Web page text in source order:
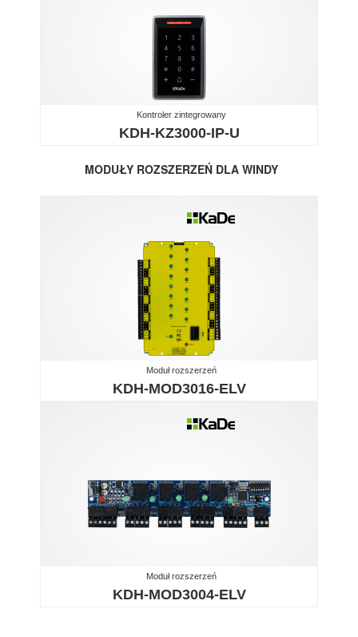
Kontroler zintegrowany
KDH-KZ3000-IP-U
MODUŁY ROZSZERZEŃ DLA WINDY
Moduł rozszerzeń
KDH-MOD3016-ELV
Moduł rozszerzeń
KDH-MOD3004-ELV